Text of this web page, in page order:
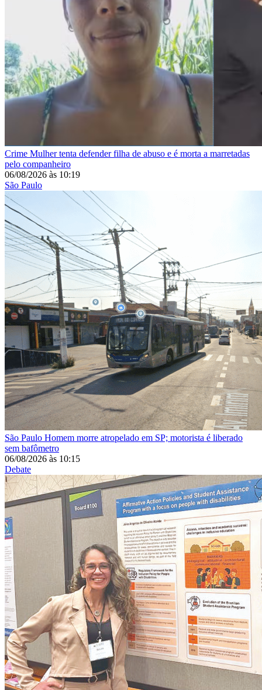
Crime Mulher tenta defender filha de abuso e é morta a marretadas
pelo companheiro
06/08/2026 às 10:19
São Paulo
São Paulo Homem morre atropelado em SP; motorista é liberado
sem bafômetro
06/08/2026 às 10:15
Debate